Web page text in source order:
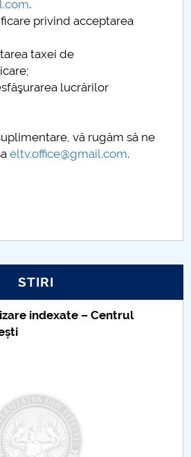
.
privind acceptarea
taxei de
lucrărilor
vă rugăm să ne
eltv.office@gmail.com.
STIRI
indexate – Centrul